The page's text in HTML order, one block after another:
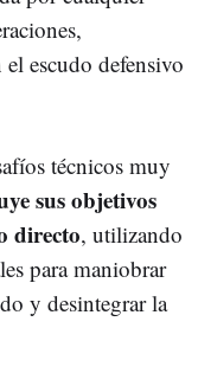
escudo defensivo
técnicos muy
sus objetivos
directo, utilizando
para maniobrar
y desintegrar la